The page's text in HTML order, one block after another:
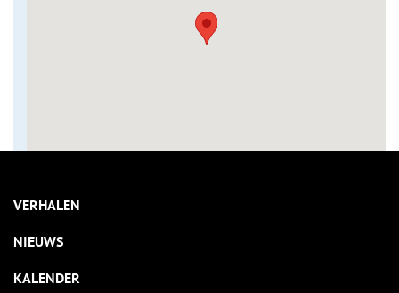
VERHALEN
NIEUWS
KALENDER